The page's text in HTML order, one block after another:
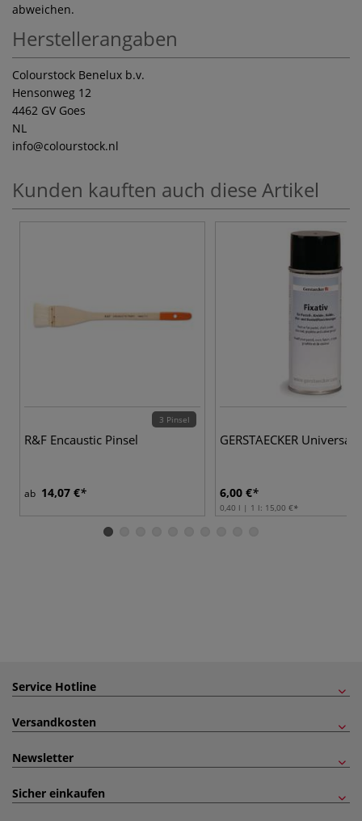
abweichen.
Herstellerangaben
Colourstock Benelux b.v.
Hensonweg 12
4462 GV Goes
NL
info@colourstock.nl
Kunden kauften auch diese Artikel
3 Pinsel
R&F Encaustic Pinsel
ab 14,07 €
GERSTAECKER
6,00 €
0,40 l | 1 l: 15,00 €
Service Hotline
Versandkosten
Newsletter
Sicher einkaufen